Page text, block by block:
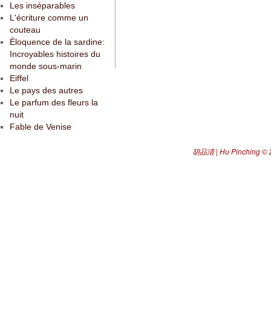
Les inséparables
L'écriture comme un
couteau
Éloquence de la sardine:
Incroyables histoires du
monde sous-marin
Eiffel
Le pays des autres
Le parfum des fleurs la
nuit
Fable de Venise
胡品清 | Hu Pinching©